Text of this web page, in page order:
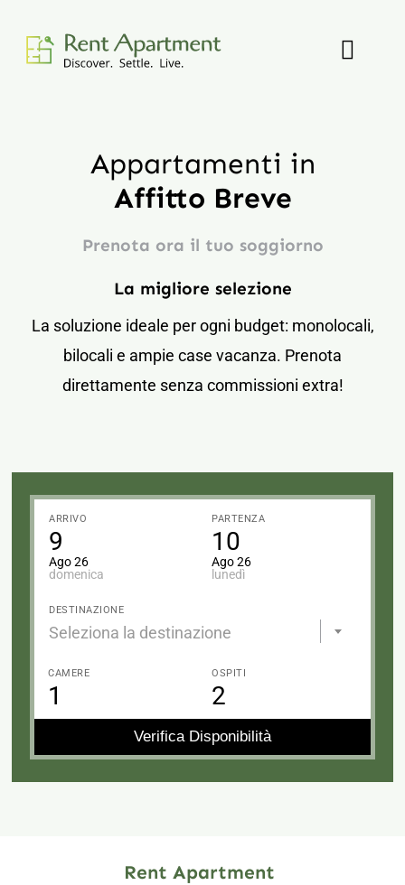
Contatti
Appartamenti in
Affitto Breve
Prenota ora il tuo soggiorno
La migliore selezione
La soluzione ideale per ogni budget: monolocali,
bilocali e ampie case vacanza. Prenota
direttamente senza commissioni extra!
ARRIVO
9
Ago 26
domenica
PARTENZA
10
Ago 26
lunedì
DESTINAZIONE
Seleziona la destinazione
CAMERE
1
OSPITI
2
Verifica Disponibilità
Rent Apartment